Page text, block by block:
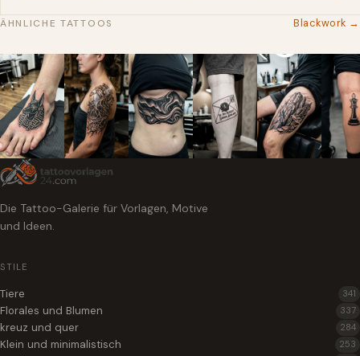
ÄHNLICHE TATTOOS Blackwork →
Die Tattoo-Galerie für Vorlagen, Motive
und Ideen.
STILE
Tiere 341
Florales und Blumen 337
kreuz und quer 284
Klein und minimalistisch 253